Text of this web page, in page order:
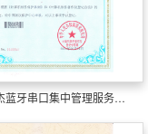
常州华杰蓝牙串口集中管理服务踌躇软件